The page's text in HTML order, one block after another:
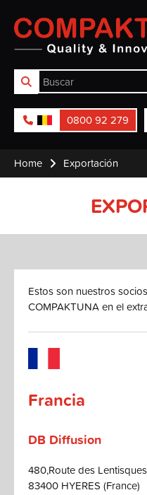
Compaktuna
0800 92 279
Home Exportación
Estos son nuestros
COMPAKTUNA en el
Francia
DB Diffusion
480,Route des Lentisques
83400 HYERES (France)